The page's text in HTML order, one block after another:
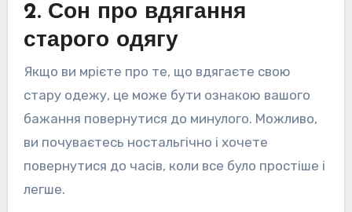
2. Сон про вдягання
старого одягу
Якщо ви мрієте про те, що вдягаєте свою
стару одежу, це може бути ознакою вашого
бажання повернутися до минулого. Можливо,
ви почуваєтесь ностальгічно і хочете
повернутися до часів, коли все було простіше і
легше.